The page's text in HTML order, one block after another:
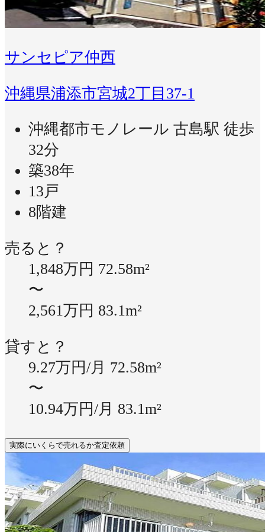
サンセピア仲西
沖縄県浦添市宮城2丁目37-1
沖縄都市モノレール 古島駅 徒歩
32分
築38年
13戸
8階建
売ると？
1,848万円 72.58m²
〜
2,561万円 83.1m²
貸すと？
9.27万円/月 72.58m²
〜
10.94万円/月 83.1m²
実際にいくらで売れるか査定依頼